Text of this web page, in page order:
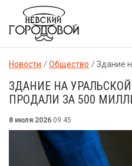
Новости Общество Здание на
ЗДАНИЕ НА
ПРОДАЛИ ЗА 500
8 июля 2026 09:45